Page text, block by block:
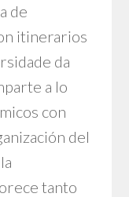
de
itinerarios
da
a lo
con
del
tanto